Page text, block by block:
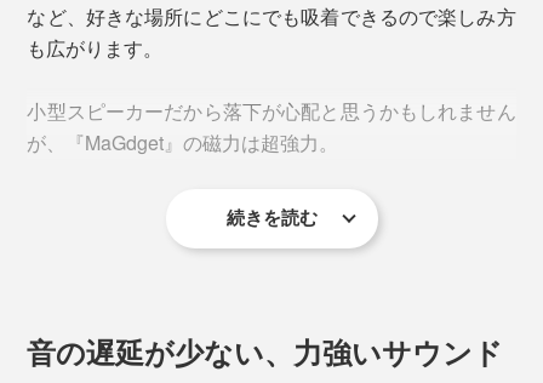
スマートフォンから直接音楽や音声を再生した時の、耳
いサウンドが広がるフルレンジスピーカーを採用。
など、好きな場所にどこにでも吸着できるので楽しみ方
も広がります。
小型スピーカーだから落下が心配と思うかもしれません
が、『MaGdget』の磁力は超強力。
続きを読む
音の遅延が少ない、力強いサウンド